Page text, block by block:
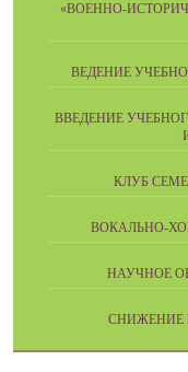
«ВОЕННО-
ВЕДЕНИЕ
ВВЕДЕНИЕ
КЛУБ
ВОКАЛЬНО-
НАУЧНОЕ
СНИЖЕНИЕ